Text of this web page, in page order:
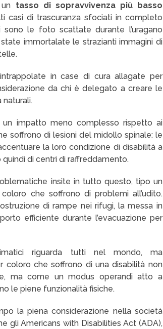
tasso di sopravvivenza più basso
casi di trascuranza sfociati in completo
le foto scattate durante l’uragano
immortalate le strazianti immagini di
in case di cura allagate per
da chi è delegato a creare le
naturali.
un impatto meno complesso rispetto ai
soffrono di lesioni del midollo spinale: le
la loro condizione di disabilità a
quindi di centri di raffreddamento.
insite in tutto questo, tipo un
che soffrono di problemi all’udito.
di rampe nei rifugi, la messa in
efficiente durante l’evacuazione per
riguarda tutti nel mondo, ma
coloro che soffrono di una disabilità non
ma come un modus operandi atto a
le piene funzionalità fisiche.
la piena considerazione nella società
gli Americans with Disabilities Act (ADA),